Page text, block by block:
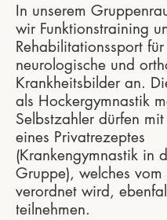
In unserem
wir Funktionstraining
Rehabilitationssport für
neurologische und
Krankheitsbilder an.
als Hockergymnastik
Selbstzahler dürfen
eines Privatrezeptes
(Krankengymnastik in
Gruppe), welches
verordnet wird,
teilnehmen.